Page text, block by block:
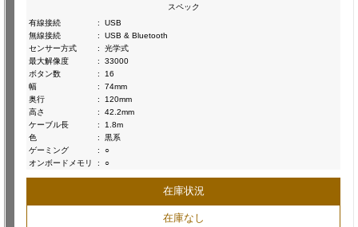
スペック
有線接続
:
USB
無線接続
:
USB & Bluetooth
センサー方式
:
光学式
最大解像度
:
33000
ボタン数
:
16
幅
:
74mm
奥行
:
120mm
高さ
:
42.2mm
ケーブル長
:
1.8m
色
:
黒系
ゲーミング
:
○
オンボードメモリ
: ○
在庫状況
在庫なし